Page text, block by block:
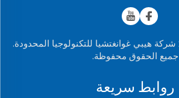
حقوق النشر © 2025 شركة هيبي غوانغتشيا للتكنولوجيا المحدودة.
جميع الحقوق محفوظة.
روابط سريعة